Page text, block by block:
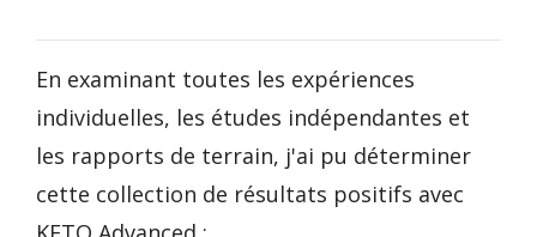
En examinant toutes les expériences
individuelles, les études indépendantes et
les rapports de terrain, j'ai pu déterminer
cette collection de résultats positifs avec